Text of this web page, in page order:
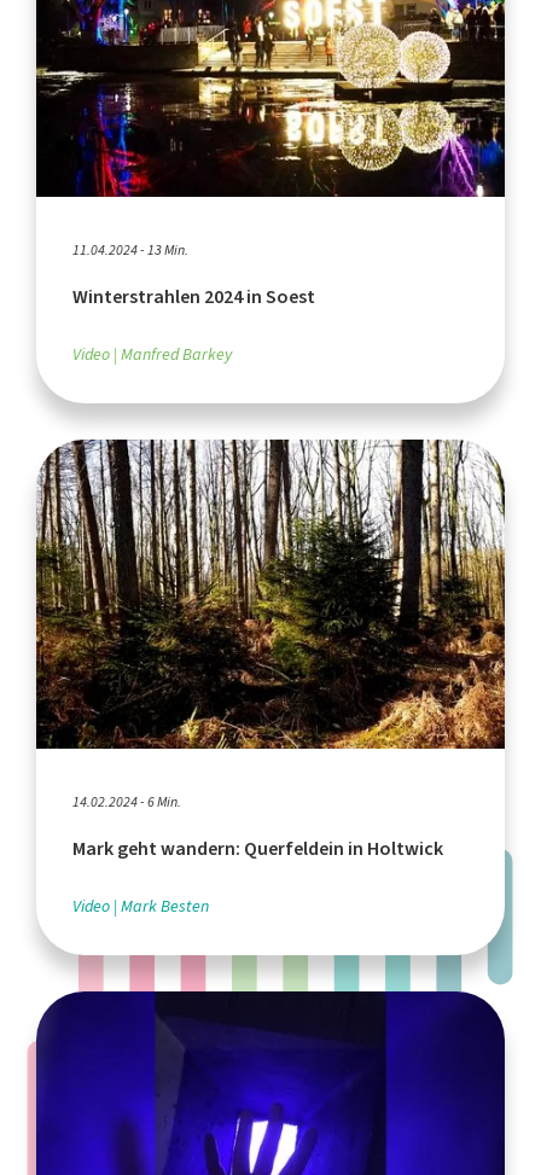
11.04.2024 - 13 Min.
Winterstrahlen 2024 in Soest
Video Manfred Barkey
14.02.2024 - 6 Min.
Mark geht wandern: Querfeldein in Holtwick
Video Mark Besten